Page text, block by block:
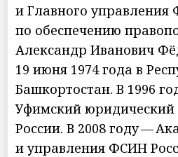
и Главного
по обеспечению
Александр Иванович
19 июня 1974 года в
Башкортостан. В 1996
Уфимский
России. В 2008 году —
и управления ФСИН